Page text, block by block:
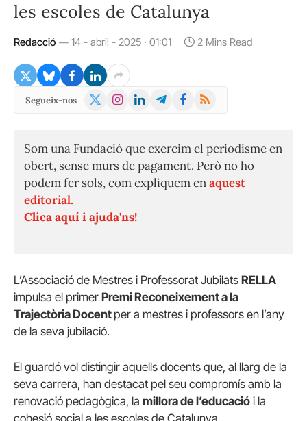
les escoles de Catalunya
Redacció 14 - abril - 2025 · 01:01 2 Mins Read
Segueix-nos
X
Instagram
LinkedInTelegramFacebook
RSS
Som una Fundació que exercim el periodisme en
obert, sense murs de pagament. Però no ho
podem fer sols, com expliquem enaquest
editorial.
Clica aquí i ajuda'ns!
L’Associació de Mestres i Professorat Jubilats RELLA
impulsa el primer Premi Reconeixement a la
Trajectòria Docent per a mestres i professors en l’any
de la seva jubilació.
El guardó vol distingir aquells docents que, al llarg de la
seva carrera, han destacat pel seu compromís amb la
renovació pedagògica, la millora de l’educació i la
cohesió social a les escoles de Catalunya.